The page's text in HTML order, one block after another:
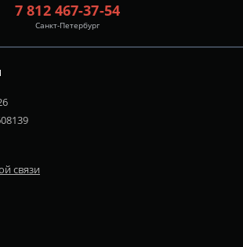
связи
7 812 467-37-54
Санкт-Петербург